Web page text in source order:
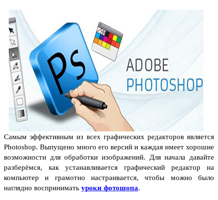
Самым эффективным из всех графических редакторов является
Photoshop. Выпущено много его версий и каждая имеет хорошие
возможности для обработки изображений. Для начала давайте
разберёмся, как устанавливается графический редактор на
компьютер и грамотно настраивается, чтобы можно было
наглядно воспринимать уроки фотошопа.